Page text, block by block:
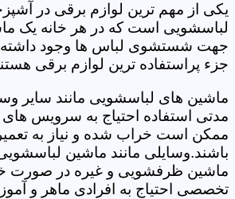
یکی از مهم ترین لوازم برقی در
لباسشویی است که در هر خانه یک
جهت شستشوی لباس ها وجود داشته
جزء پراستفاده ترین لوازم برقی
ماشین های لباسشویی مانند سایر
مدتی استفاده احتیاج به سرویس های
ممکن است خراب شده و نیاز به
باشند.وسایلی مانند ماشین
ماشین ظرفشویی و غیره در صورت
تخصصی احتیاج به افرادی ماهر و